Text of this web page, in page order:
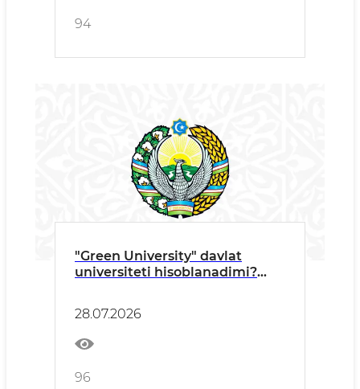
94
"Green University" davlat
universiteti hisoblanadimi?
28.07.2026
96